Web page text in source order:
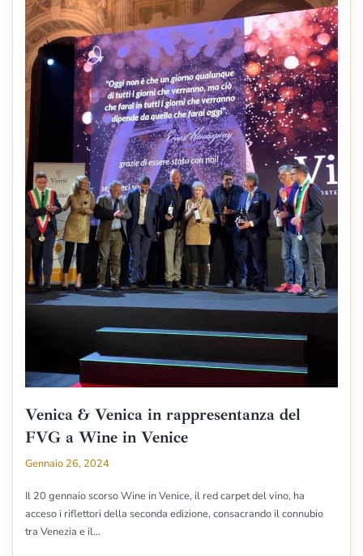
Venica & Venica in rappresentanza del
FVG a Wine in Venice
Gennaio 26, 2024
Il 20 gennaio scorso Wine in Venice, il red carpet del vino, ha
acceso i riflettori della seconda edizione, consacrando il connubio
tra Venezia e il…